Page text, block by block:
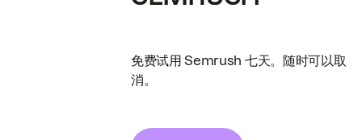
免费试用 Semrush 七天。随时可以取
消。